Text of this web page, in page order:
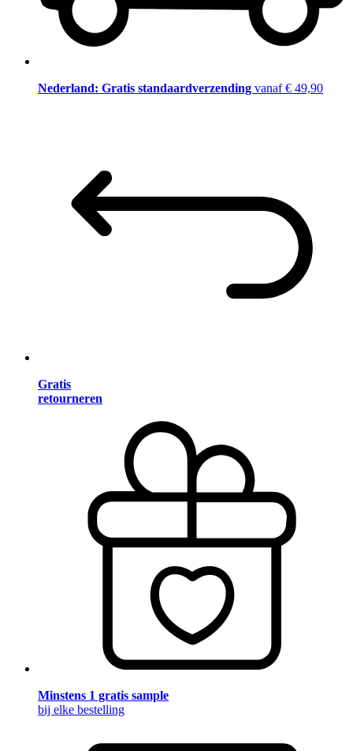
Nederland: Gratis standaardverzending vanaf € 49,90
Gratis
retourneren
Minstens 1 gratis sample
bij elke bestelling